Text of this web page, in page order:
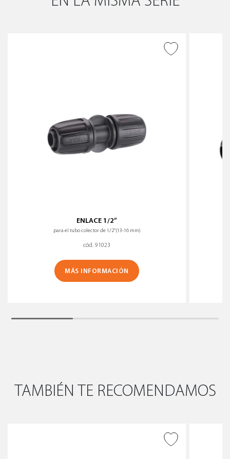
ENLACE 1/2”
para el tubo colector de 1/2” (13-16 mm)
cód. 91023
MÁS INFORMACIÓN
TAMBIÉN TE RECOMENDAMOS